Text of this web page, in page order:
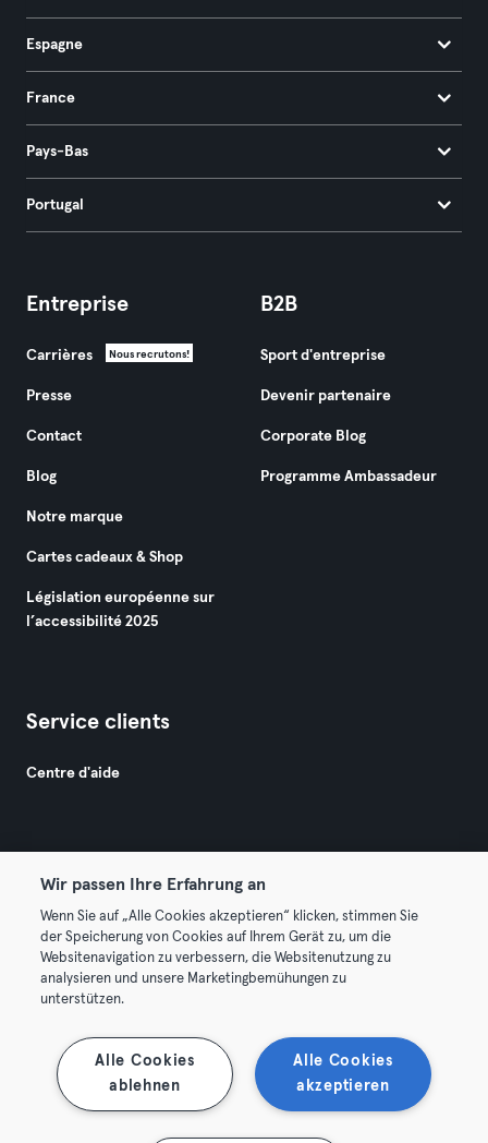
Espagne
France
Pays-Bas
Portugal
Entreprise
Carrières Nous recrutons!
Presse
Contact
Blog
Notre marque
Cartes cadeaux & Shop
Législation européenne sur
l’accessibilité 2025
B2B
Sport d'entreprise
Devenir partenaire
Corporate Blog
Programme Ambassadeur
Service clients
Centre d'aide
© 2026 Urban Sports Group GmbH. All rights reserved.
Conditions générales Politique de confidentialité
Mentions légales
Se rétracter ici
Wir passen Ihre Erfahrung an
Wenn Sie auf „Alle Cookies akzeptieren“ klicken, stimmen Sie
der Speicherung von Cookies auf Ihrem Gerät zu, um die
Websitenavigation zu verbessern, die Websitenutzung zu
analysieren und unsere Marketingbemühungen zu
unterstützen.
Alle Cookies
akzeptieren
Alle Cookies
ablehnen